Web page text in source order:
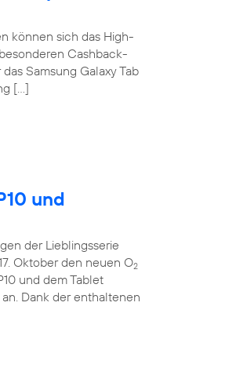
können sich das High-
Cashback-
Samsung Galaxy Tab
[…]
und
der Lieblingsserie
Oktober den neuen O2
und dem Tablet
Dank der enthaltenen